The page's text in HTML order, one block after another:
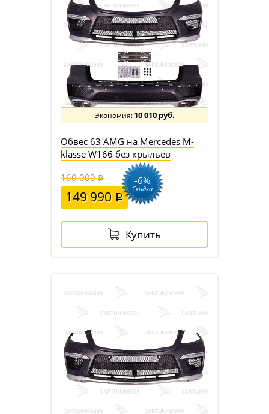
10 010 руб.
Обвес 63 AMG на Mercedes M-
klasse W166 без крыльев
160 000
149 990
-6%
Скидка
Купить